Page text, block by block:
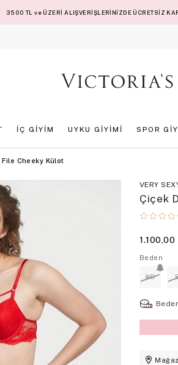
3500 TL ve ÜZERİ ALIŞVERİŞLERİNİZDE ÜCRETSİZ
İÇ GİYİM UYKU GİYİMİ SPOR
Cheeky Külot
VERY
Çiçek
1.100,00
Beden
XS